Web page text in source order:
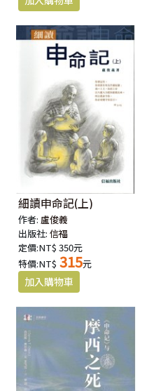
細讀申命記(上)
作者:盧俊義
出版社:信福
定價:NT$ 350元
特價:NT$ 315元